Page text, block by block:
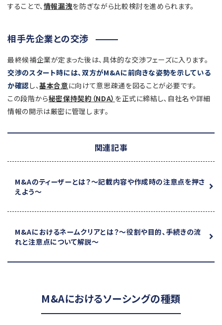
することで、情報漏洩を防ぎながら比較検討を進められます。
相手先企業との交渉
最終候補企業が定まった後は、具体的な交渉フェーズに入ります。
交渉のスタート時には、双方がM&Aに前向きな姿勢を示している
か確認し、基本合意に向けて意思疎通を図ることが必要です。
この段階から秘密保持契約（NDA） を正式に締結し、自社名や詳細
情報の開示は厳密に管理します。
関連記事
M&Aのティーザーとは？～記載内容や作成時の注意点を押さ
えよう～
M&Aにおけるネームクリアとは？～役割や目的、手続きの流
れと注意点について解説～
M&Aにおけるソーシングの種類